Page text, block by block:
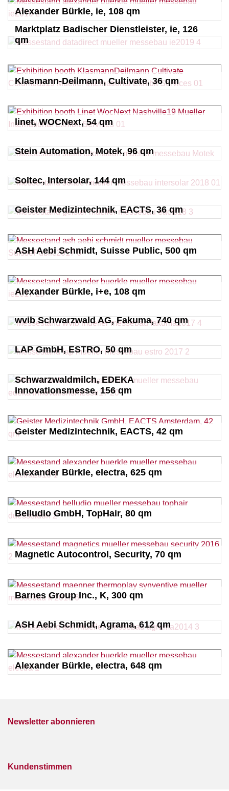
Alexander Bürkle, ie, 108 qm
Marktplatz Badischer Dienstleister, ie, 126
qm
Klasmann-Deilmann, Cultivate, 36 qm
linet, WOCNext, 54 qm
Stein Automation, Motek, 96 qm
Soltec, Intersolar, 144 qm
Geister Medizintechnik, EACTS, 36 qm
ASH Aebi Schmidt, Suisse Public, 500 qm
Alexander Bürkle, i+e, 108 qm
wvib Schwarzwald AG, Fakuma, 740 qm
LAP GmbH, ESTRO, 50 qm
Schwarzwaldmilch, EDEKA
Innovationsmesse, 156 qm
Geister Medizintechnik, EACTS, 42 qm
Alexander Bürkle, electra, 625 qm
Belludio GmbH, TopHair, 80 qm
Magnetic Autocontrol, Security, 70 qm
Barnes Group Inc., K, 300 qm
ASH Aebi Schmidt, Agrama, 612 qm
Alexander Bürkle, electra, 648 qm
Newsletter abonnieren
Kundenstimmen